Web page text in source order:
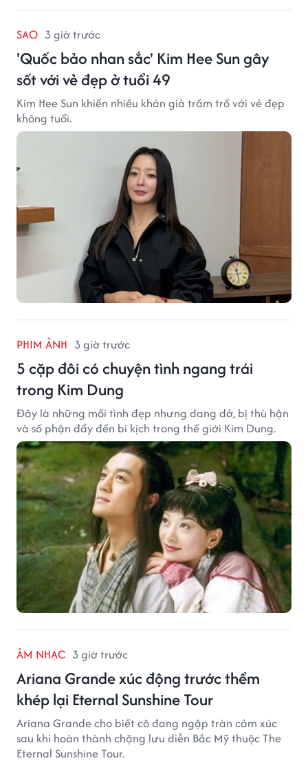
SAO 3 giờ trước
'Quốc bảo nhan sắc' Kim Hee Sun gây
sốt với vẻ đẹp ở tuổi 49
Kim Hee Sun khiến nhiều khán giả trầm trồ với vẻ đẹp
không tuổi.
PHIM ẢNH 3 giờ trước
5 cặp đôi có chuyện tình ngang trái
trong Kim Dung
Đây là những mối tình đẹp nhưng dang dở, bị thù hận
và số phận đẩy đến bi kịch trong thế giới Kim Dung.
ÂM NHẠC 3 giờ trước
Ariana Grande xúc động trước thềm
khép lại Eternal Sunshine Tour
Ariana Grande cho biết cô đang ngập tràn cảm xúc
sau khi hoàn thành chặng lưu diễn Bắc Mỹ thuộc The
Eternal Sunshine Tour.